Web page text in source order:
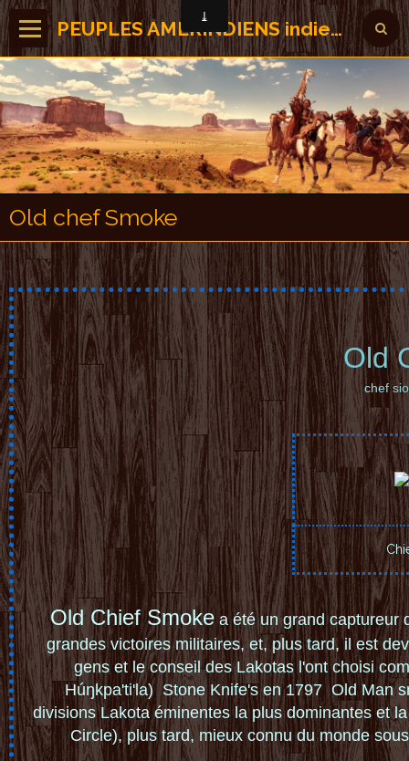
PEUPLES AMERINDIENS indiens des Amérique
Old chef Smoke
Old
chef sio
Old Chief Smokea été un grand captureur
grandes victoires militaires, et, plus tard, il est
gens et le conseil des Lakotas l'ont choisi com
Húŋkpa'ti'la)Stone Knife's en 1797 OldMan
divisions Lakota éminentes la plus dominantes et
Circle), plus tard, mieux connu du monde